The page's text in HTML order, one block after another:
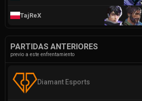
TajReX
PARTIDAS ANTERIORES
previo a este enfrentamiento
Diamant Esports